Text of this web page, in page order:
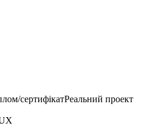
сертифікатРеальний проект